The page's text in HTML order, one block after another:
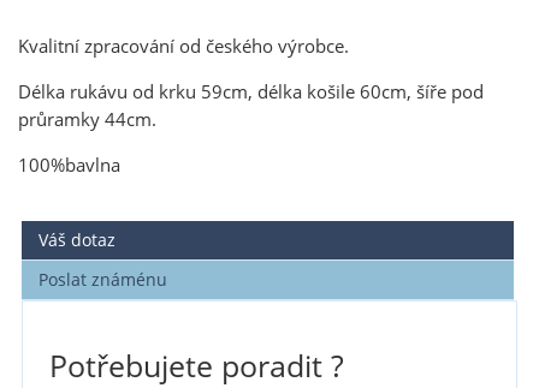
Kvalitní zpracování od českého výrobce.
Délka rukávu od krku 59cm, délka košile 60cm, šíře pod
průramky 44cm.
100%bavlna
Váš dotaz
Poslat známénu
Potřebujete poradit ?